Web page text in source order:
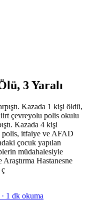
3 Yaralı
Kazada 1 kişi öldü,
çevreyolu polis okulu
Kazada 4 kişi
polis, itfaiye ve AFAD
çocuk yapılan
müdahalesiyle
Hastanesne
ç
· 1 dk okuma